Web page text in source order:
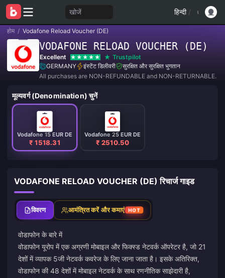
खोजें हिन्दी /
होम / Vodafone Reload Voucher (DE)
VODAFONE RELOAD VOUCHER (DE)
Excellent
Trustpilot
GERMANY
इंस्टेंट डिलीवरी
सुरक्षित और सुरक्षित भुगतान
All purchases are NON-REFUNDABLE and NON-RETURNABLE.
मूल्यवर्ग (Denomination) चुनें
Vodafone 15 EUR DE
₹ 1518.31
Vodafone 25 EUR DE
₹ 2510.50
VODAFONE RELOAD VOUCHER (DE) रिचार्ज गाइड
विवरण आमंत्रित करें और कमाएं HOT
वोडाफोन के बारे में
वोडाफोन यूरोप में एक अग्रणी मोबाइल और फिक्स्ड नेटवर्क ऑपरेटर है, जो 21
देशों में व्यापक 5जी नेटवर्क कवरेज के लिए जाना जाता है। इसके अतिरिक्त,
वोडाफोन की 48 देशों में मोबाइल नेटवर्क के साथ रणनीतिक साझेदारी है,